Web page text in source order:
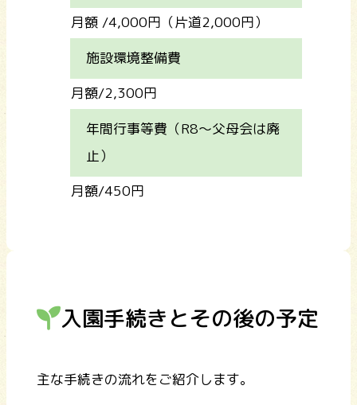
月額 /4,000円（片道2,000円）
施設環境整備費
月額/2,300円
年間行事等費（R8～父母会は廃
止）
月額/450円
入園手続きとその後の予定
主な手続きの流れをご紹介します。